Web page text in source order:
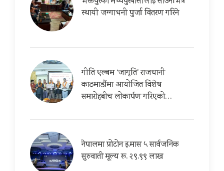
स्थायी जग्गाधनी पुर्जा वितरण गरिने
गीति एल्बम ‘जागृति’ राजधानी
काठमाडौंमा आयोजित विशेष
समारोहबीच लोकार्पण गरिएको…
नेपालमा प्रोटोन इ.मास ५ सार्वजनिक
सुरुवाती मूल्य रू. २९.९९ लाख